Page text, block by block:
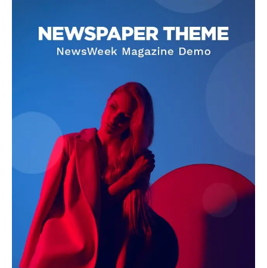
DOWNLOAD NOW
AIN NEWS 1
Contact Us
About Us
Privacy Policy
Terms of Use Agreement
Facebook
X WhatsApp
Share